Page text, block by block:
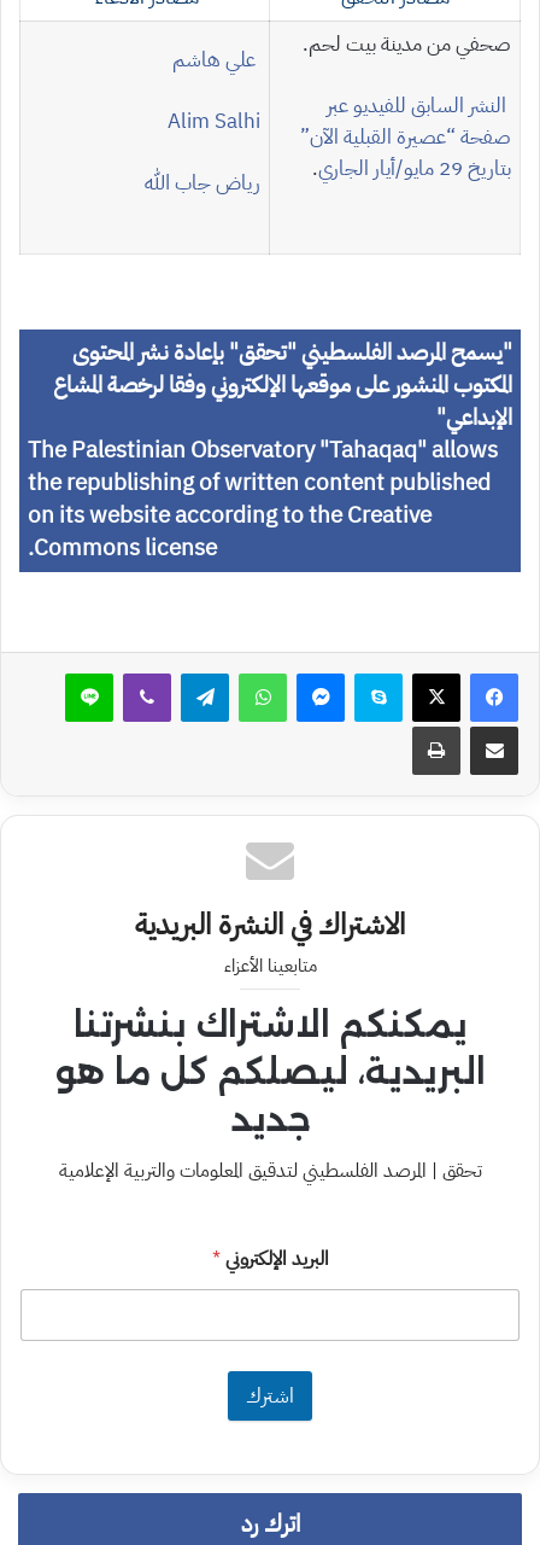
صحفي من مدينة بيت لحم.
النشر السابق للفيديو عبر
صفحة “عصيرة القبلية الآن”
بتاريخ 29 مايو/أيار الجاري
.
علي هاشم
Alim Salhi
رياض جاب الله
"يسمح المرصد الفلسطيني "تحقق" بإعادة نشر المحتوى
المكتوب المنشور على موقعها الإلكتروني وفقا لرخصة المشاع
الإبداعي"
The Palestinian Observatory "Tahaqaq" allows
the republishing of written content published
on its website according to the Creative
Commons license.
سكايب واتساب
الاشتراك في النشرة البريدية
متابعينا الأعزاء
يمكنكم الاشتراك بنشرتنا
البريدية، ليصلكم كل ما هو
جديد
تحقق | المرصد الفلسطيني لتدقيق المعلومات والتربية الإعلامية
البريد الإلكتروني*
اشترك
اترك رد